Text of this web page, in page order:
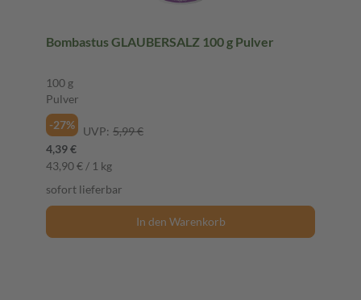
Bombastus GLAUBERSALZ 100 g Pulver
100 g
Pulver
-27%
UVP: 5,99 €
4,39 €
43,90 € / 1 kg
sofort lieferbar
In den Warenkorb